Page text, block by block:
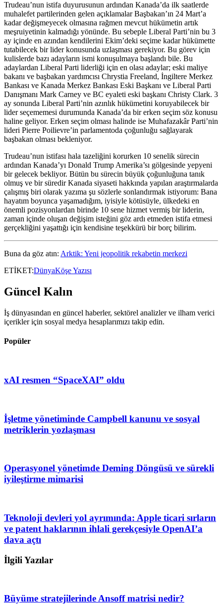
Trudeau’nun istifa duyurusunun ardından Kanada’da ilk saatlerde
muhalefet partilerinden gelen açıklamalar Başbakan’ın 24 Mart’a
kadar değişmeyecek olmasına rağmen mevcut hükümetin artık
meşruiyetinin kalmadığı yönünde. Bu sebeple Liberal Parti’nin bu 3
ay içinde en azından kendilerini Ekim’deki seçime kadar hükümette
tutabilecek bir lider konusunda uzlaşması gerekiyor. Bu görev için
kulislerde bazı adayların ismi konuşulmaya başlandı bile. Bu
adaylardan Liberal Parti liderliği için en olası adaylar; eski maliye
bakanı ve başbakan yardımcısı Chrystia Freeland, İngiltere Merkez
Bankası ve Kanada Merkez Bankası Eski Başkanı ve Liberal Parti
Danışmanı Mark Carney ve BC eyaleti eski başkanı Christy Clark. 3
ay sonunda Liberal Parti’nin azınlık hükümetini koruyabilecek bir
lider seçememesi durumunda Kanada’da bir erken seçim söz konusu
haline geliyor. Erken seçim olması halinde ise Muhafazakâr Parti’nin
lideri Pierre Poilievre’in parlamentoda çoğunluğu sağlayarak
başbakan olması bekleniyor.
Trudeau’nun istifası hala tazeliğini korurken 10 senelik sürecin
ardından Kanada’yı Donald Trump Amerika’sı gölgesinde yepyeni
bir gelecek bekliyor. Bütün bu sürecin büyük çoğunluğuna tanık
olmuş ve bir süredir Kanada siyaseti hakkında yapılan araştırmalarda
çalışmış biri olarak yazıma şu sözlerle sonlandırmak istiyorum: Bana
hayatım boyunca yaşamadığım, iyisiyle kötüsüyle, ülkedeki en
önemli pozisyonlardan birinde 10 sene hizmet vermiş bir liderin,
zaman içinde oluşan değişim isteğini göz ardı etmeden istifa etmesi
gerçekliğini yaşattığı için kendisine teşekkürü bir borç bilirim.
Buna da göz atın: Arktik: Yeni jeopolitik rekabetin merkezi
ETİKET:DünyaKöşe Yazısı
Güncel Kalın
İş dünyasından en güncel haberler, sektörel analizler ve ilham verici
içerikler için sosyal medya hesaplarımızı takip edin.
Popüler
xAI resmen “SpaceXAI” oldu
İşletme yönetiminde Campbell kanunu ve sosyal
metriklerin yozlaşması
Operasyonel yönetimde Deming Döngüsü ve sürekli
iyileştirme mimarisi
Teknoloji devleri yol ayrımında: Apple ticari sırların
ve patent haklarının ihlali gerekçesiyle OpenAI’a
dava açtı
İlgili Yazılar
Büyüme stratejilerinde Ansoff matrisi nedir?